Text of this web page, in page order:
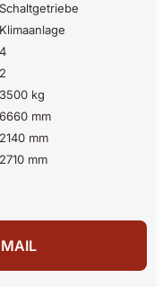
Schaltgetriebe
Klimaanlage
4
2
3500 kg
6660 mm
2140 mm
2710 mm
MAIL